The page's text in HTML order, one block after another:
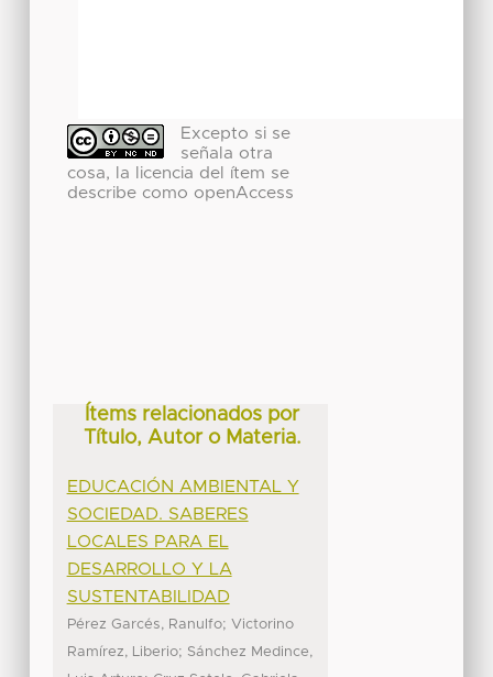
Excepto si se
señala otra
cosa, la licencia del ítem se
describe como openAccess
Ítems relacionados por
Título, Autor o Materia.
EDUCACIÓN AMBIENTAL Y
SOCIEDAD. SABERES
LOCALES PARA EL
DESARROLLO Y LA
SUSTENTABILIDAD
Pérez Garcés, Ranulfo; Victorino
Ramírez, Liberio; Sánchez Medince,